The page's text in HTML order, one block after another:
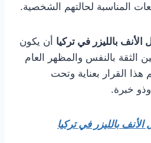
المناسبة لحالتهم الشخصية.
الأنف بالليزر في تركيا أن يكون
الثقة بالنفس والمظهر العام
القرار بعناية وتحت
خبرة.
بالليزر في تركيا